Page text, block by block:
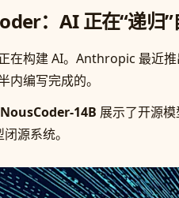
：AI 正在“递归”
在构建 AI。Anthropic 最近推
编写完成的。
NousCoder-14B 展示了开源
源系统。